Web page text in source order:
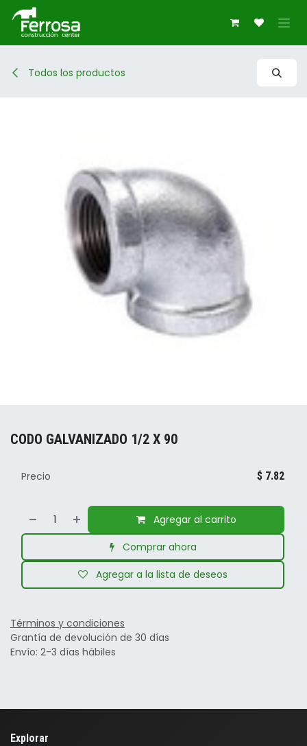
Ir al contenido
Todos los productos
CODO GALVANIZADO 1/2 X 90
Agregar al carrito
Comprar ahora
Agregar a la lista de deseos
Precio $ 7.82
Términos y condiciones
Grantía de devolución de 30 días
Envío: 2-3 días hábiles
Explorar